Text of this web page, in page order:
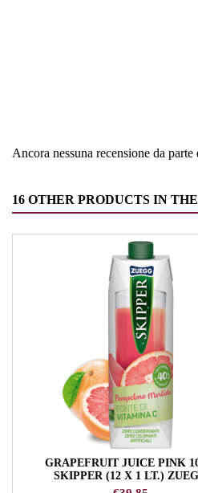
Ancora nessuna recensione da
16 OTHER PRODUCTS IN
GRAPEFRUIT JUICE PINK
SKIPPER (12 X 1 LT.)